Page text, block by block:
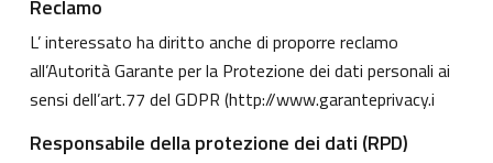
Reclamo
L’ interessato ha diritto anche di proporre reclamo
all’Autorità Garante per la Protezione dei dati personali ai
sensi dell’art.77 del GDPR (http://www.garanteprivacy.i
Responsabile della protezione dei dati (RPD)